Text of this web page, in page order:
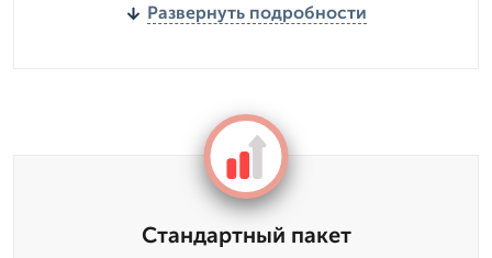
Развернуть подробности
Стандартный пакет